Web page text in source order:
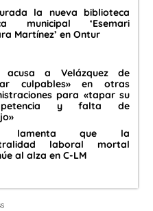
la nueva biblioteca
municipal ‘Esemari
Martínez’ en Ontur
acusa a Velázquez de
culpables» en otras
para «tapar su
y falta de
lamenta que la
laboral mortal
al alza en C-LM